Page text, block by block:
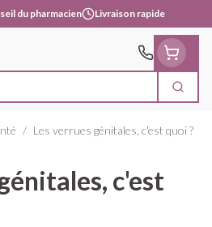
du pharmacien Livraison rapide
/ Les verrues génitales, c'est quoi ?
c'est